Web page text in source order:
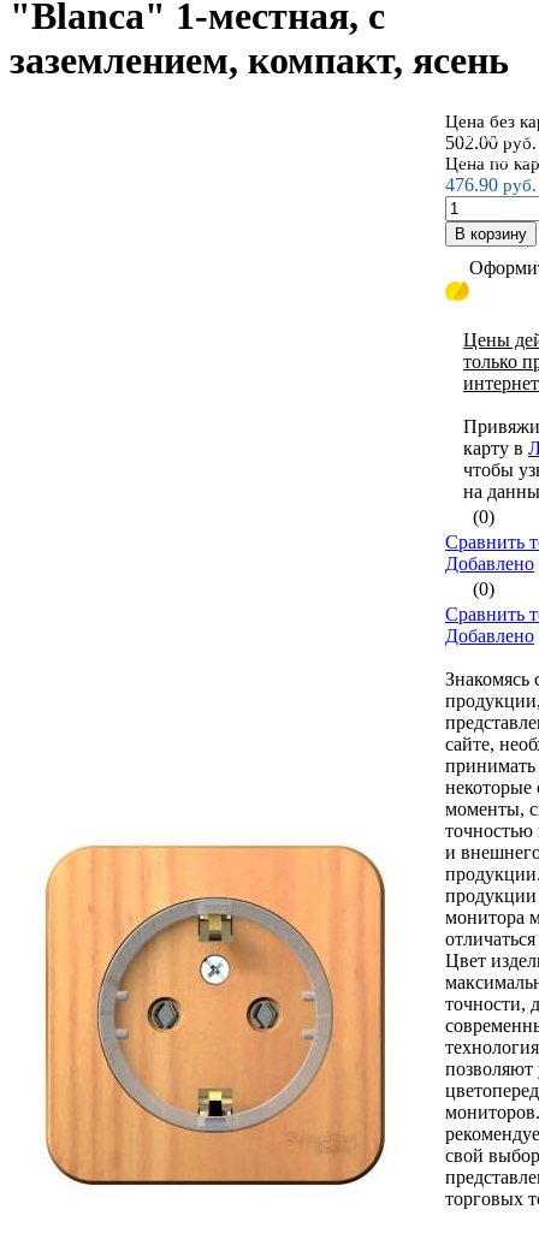
"Blanca" 1-местная, с
заземлением, компакт, ясень
Цена без
502.00 руб.
Цена по
476.90 руб.
Открытая
Schneider
В корзину
Цены
только
карту в
чтобы
на
(0)
Сравнить
Добавлено
(0)
Сравнить
Добавлено
Знакомясь
сайте,
некоторые
моменты,
точностью
и
продукции
монитора
Цвет
точности,
позволяют
свой
торговых